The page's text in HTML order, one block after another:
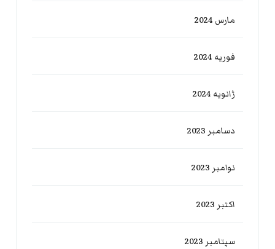
مارس 2024
فوریه 2024
ژانویه 2024
دسامبر 2023
نوامبر 2023
اکتبر 2023
سپتامبر 2023